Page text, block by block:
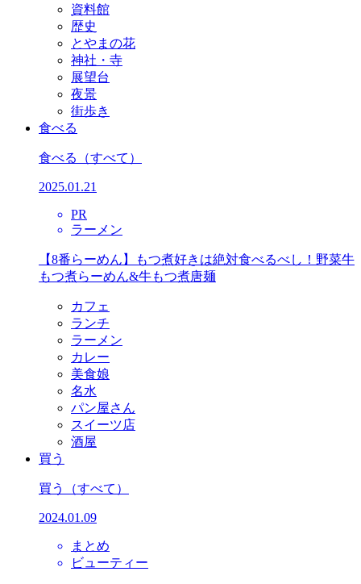
資料館
歴史
とやまの花
神社・寺
展望台
夜景
街歩き
食べる
食べる （すべて）
2025.01.21
PR
ラーメン
【8番らーめん】もつ煮好きは絶対食べるべし！野菜牛
もつ煮らーめん&牛もつ煮唐麺
カフェ
ランチ
ラーメン
カレー
美食娘
名水
パン屋さん
スイーツ店
酒屋
買う
買う （すべて）
2024.01.09
まとめ
ビューティー